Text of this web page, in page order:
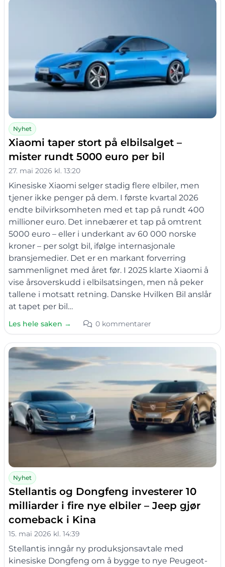
Nyhet
Xiaomi taper stort på elbilsalget –
mister rundt 5000 euro per bil
27. mai 2026 kl. 13:20
Kinesiske Xiaomi selger stadig flere elbiler, men
tjener ikke penger på dem. I første kvartal 2026
endte bilvirksomheten med et tap på rundt 400
millioner euro. Det innebærer et tap på omtrent
5000 euro – eller i underkant av 60 000 norske
kroner – per solgt bil, ifølge internasjonale
bransjemedier. Det er en markant forverring
sammenlignet med året før. I 2025 klarte Xiaomi å
vise årsoverskudd i elbilsatsingen, men nå peker
tallene i motsatt retning. Danske Hvilken Bil anslår
at tapet per bil…
Les hele saken → 0 kommentarer
Nyhet
Stellantis og Dongfeng investerer 10
milliarder i fire nye elbiler – Jeep gjør
comeback i Kina
15. mai 2026 kl. 14:39
Stellantis inngår ny produksjonsavtale med
kinesiske Dongfeng om å bygge to nye Peugeot-